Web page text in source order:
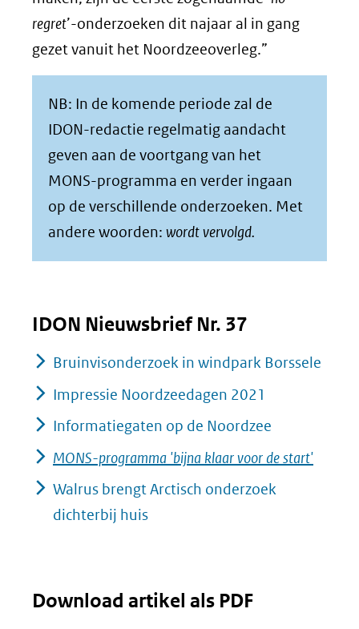
regret’-onderzoeken dit najaar al in gang
gezet vanuit het Noordzeeoverleg.”
NB: In de komende periode zal de
IDON-redactie regelmatig aandacht
geven aan de voortgang van het
MONS-programma en verder ingaan
op de verschillende onderzoeken. Met
andere woorden: wordt vervolgd.
IDON Nieuwsbrief Nr. 37
Bruinvisonderzoek in windpark Borssele
Impressie Noordzeedagen 2021
Informatiegaten op de Noordzee
MONS-programma 'bijna klaar voor de start'
Walrus brengt Arctisch onderzoek
dichterbij huis
Download artikel als PDF